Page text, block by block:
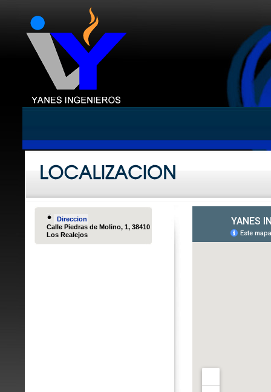
Direccion
Calle Piedras de Molino, 1, 38410
Los Realejos